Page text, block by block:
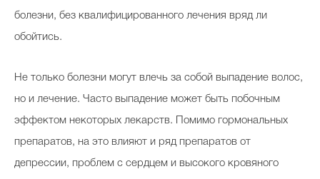
болезни, без квалифицированного лечения вряд ли
обойтись.
Не только болезни могут влечь за собой выпадение волос,
но и лечение. Часто выпадение может быть побочным
эффектом некоторых лекарств. Помимо гормональных
препаратов, на это влияют и ряд препаратов от
депрессии, проблем с сердцем и высокого кровяного